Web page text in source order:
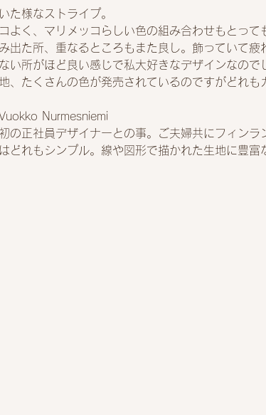
た様なストライプ。
よく、マリメッコらしい色の組み合わせもとって
出た所、重なるところもまた良し。飾っていて
い所がほど良い感じで私大好きなデザインなので
、たくさんの色が発売されているのですがどれも
Nurmesniemi
の正社員デザイナーとの事。ご夫婦共にフィンラ
どれもシンプル。線や図形で描かれた生地に豊富